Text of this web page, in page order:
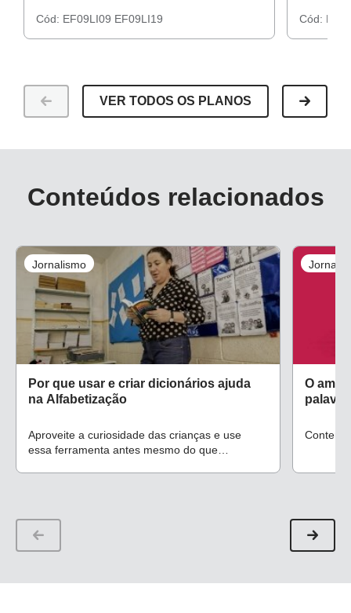
Cód: EF09LI09 EF09LI19 Cód:
VER TODOS OS PLANOS
Conteúdos relacionados
Jornalismo
Por que usar e criar dicionários ajuda
na Alfabetização
Aproveite a curiosidade das crianças e use
essa ferramenta antes mesmo do que
O
palavra